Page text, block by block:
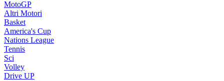
MotoGP
Altri Motori
Basket
America's Cup
Nations League
Tennis
Sci
Volley
Drive UP